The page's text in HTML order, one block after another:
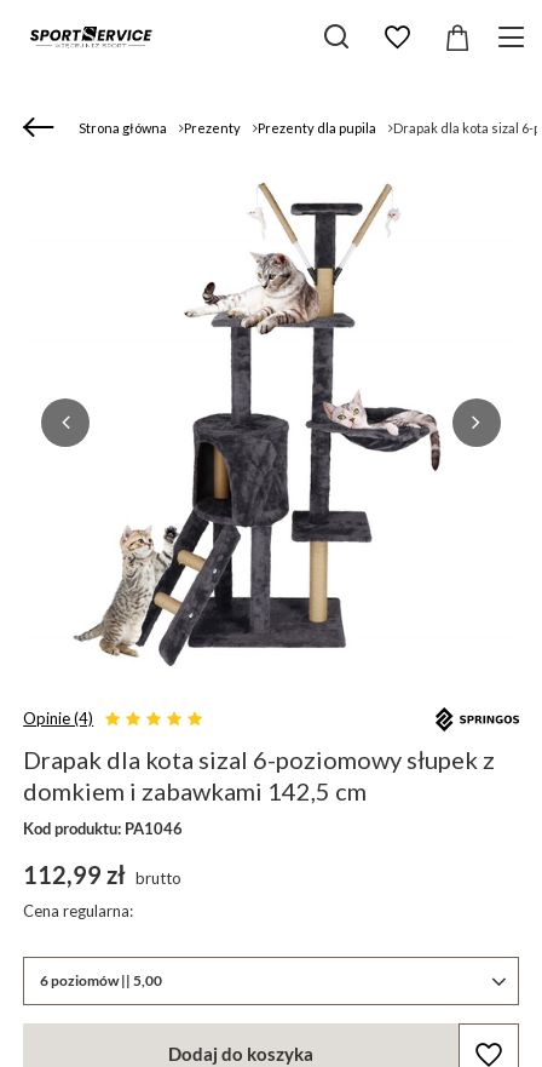
Strona główna Prezenty Prezenty dla pupila Drapak dla kota sizal 6-
Opinie (4)
Drapak dla kota sizal 6-poziomowy słupek z
domkiem i zabawkami 142,5 cm
Kod produktu: PA1046
6 poziomów || 5,00
112,99 zł brutto
Cena regularna:
Dodaj do koszyka